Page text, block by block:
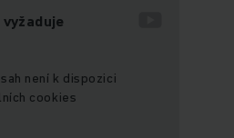
není k dispozici
cookies